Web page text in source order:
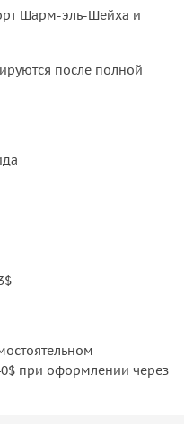
— сравнительно
в честь бога
Банановый остров —
в жаркое время
Шарм-эль-Шейха и
после полной
при оформлении через